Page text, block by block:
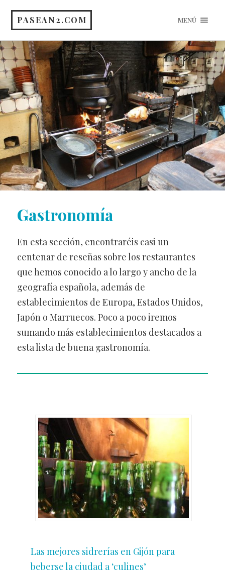
PASEAN2.COM MENÚ
Gastronomía
En esta sección, encontraréis casi un
centenar de reseñas sobre los restaurantes
que hemos conocido a lo largo y ancho de la
geografía española, además de
establecimientos de Europa, Estados Unidos,
Japón o Marruecos. Poco a poco iremos
sumando más establecimientos destacados a
esta lista de buena gastronomía.
Las mejores sidrerías en Gijón para
beberse la ciudad a ‘culines’